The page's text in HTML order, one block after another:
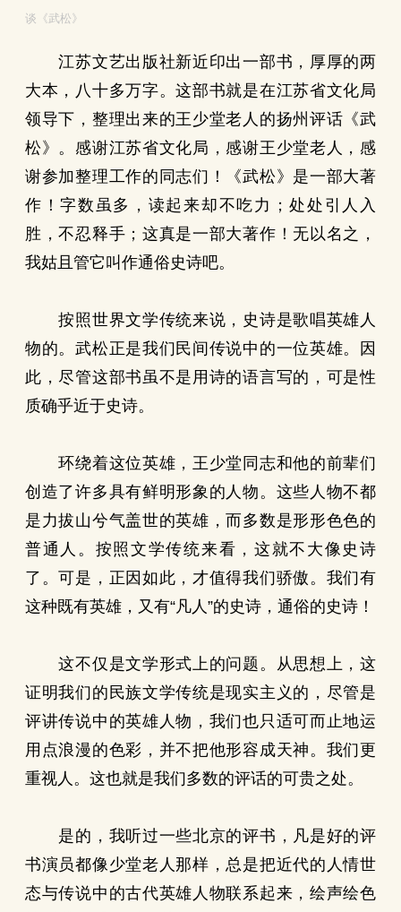
谈《武松》
江苏文艺出版社新近印出一部书，厚厚的两
大本，八十多万字。这部书就是在江苏省文化局
领导下，整理出来的王少堂老人的扬州评话《武
松》。感谢江苏省文化局，感谢王少堂老人，感
谢参加整理工作的同志们！《武松》是一部大著
作！字数虽多，读起来却不吃力；处处引人入
胜，不忍释手；这真是一部大著作！无以名之，
我姑且管它叫作通俗史诗吧。
按照世界文学传统来说，史诗是歌唱英雄人
物的。武松正是我们民间传说中的一位英雄。因
此，尽管这部书虽不是用诗的语言写的，可是性
质确乎近于史诗。
环绕着这位英雄，王少堂同志和他的前辈们
创造了许多具有鲜明形象的人物。这些人物不都
是力拔山兮气盖世的英雄，而多数是形形色色的
普通人。按照文学传统来看，这就不大像史诗
了。可是，正因如此，才值得我们骄傲。我们有
这种既有英雄，又有“凡人”的史诗，通俗的史诗！
这不仅是文学形式上的问题。从思想上，这
证明我们的民族文学传统是现实主义的，尽管是
评讲传说中的英雄人物，我们也只适可而止地运
用点浪漫的色彩，并不把他形容成天神。我们更
重视人。这也就是我们多数的评话的可贵之处。
是的，我听过一些北京的评书，凡是好的评
书演员都像少堂老人那样，总是把近代的人情世
态与传说中的古代英雄人物联系起来，绘声绘色